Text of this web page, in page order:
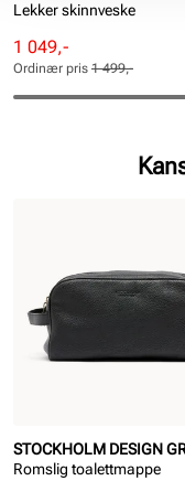
Lekker skinnveske
Rabattert
pris
Pris
1 049,-
Ordinær
pris
Pris
Ordinær pris 1 499,-
STOCKHOLM DESIGN
Romslig toalettmappe